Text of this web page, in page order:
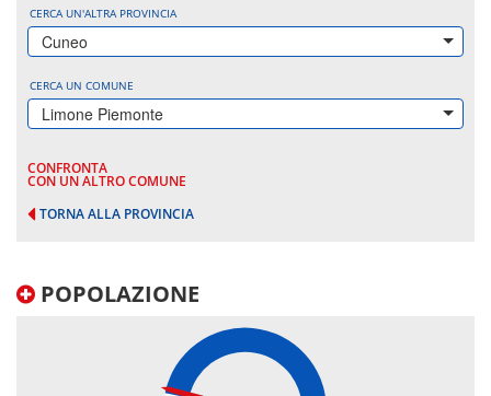
CERCA UN'ALTRA PROVINCIA
Cuneo
CERCA UN COMUNE
Limone Piemonte
CONFRONTA
CON UN ALTRO COMUNE
TORNA ALLA PROVINCIA
POPOLAZIONE